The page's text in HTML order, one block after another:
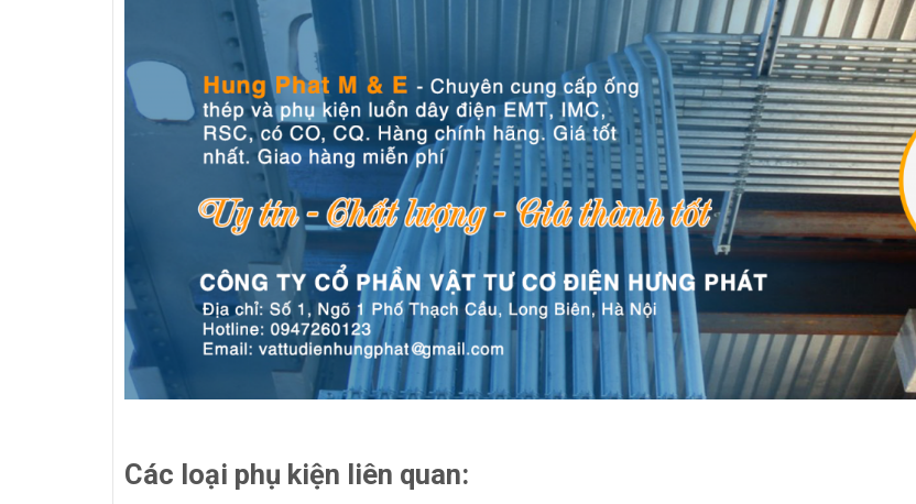
Các loại phụ kiện liên quan: